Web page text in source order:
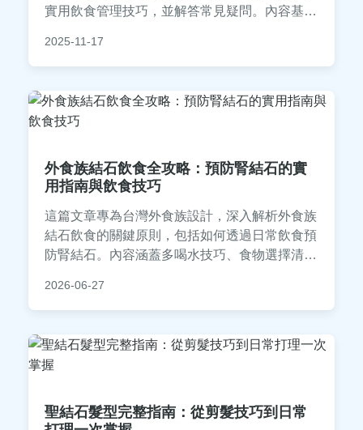
實用飲食管理技巧，並解答常見疑問。內容基於
防健康問題。適合關注飲食健康的讀者參考。
2025-11-17
外食族結石飲食全攻略：預防腎結石的實
用指南與飲食技巧
這篇文章專為台灣外食族設計，深入解析外食族
結石飲食的關鍵原則，包括如何透過日常飲食預
防腎結石。內容涵蓋多喝水技巧、食物選擇清
易執行的方案，幫助你遠離結石風險。
2026-06-27
聖結石髮型完整指南：從剪髮技巧到日常